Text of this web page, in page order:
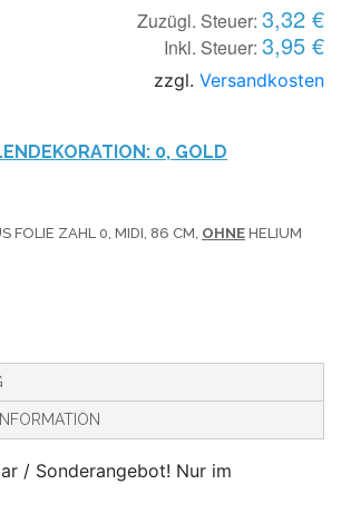
Zuzügl. Steuer: 3,32 €
Inkl. Steuer: 3,95 €
zzgl. Versandkosten
0, GOLD
FOLIE ZAHL 0, MIDI, 86 CM, OHNE HELIUM
/ Sonderangebot! Nur im